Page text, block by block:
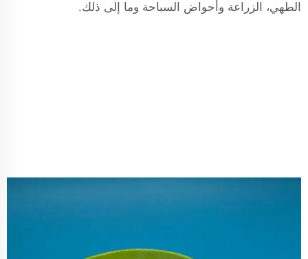
الطهي، الزراعة وأحواض السباحة وما إلى ذلك.